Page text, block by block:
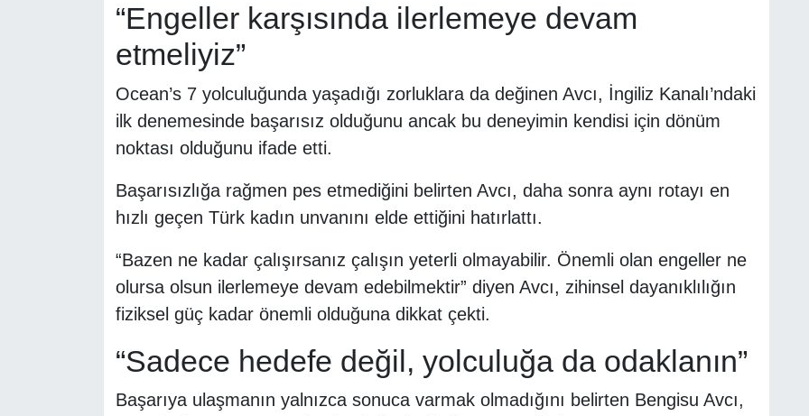
“Engeller karşısında ilerlemeye devam
etmeliyiz”
Ocean’s 7 yolculuğunda yaşadığı zorluklara da değinen Avcı, İngiliz Kanalı’ndaki
ilk denemesinde başarısız olduğunu ancak bu deneyimin kendisi için dönüm
noktası olduğunu ifade etti.
Başarısızlığa rağmen pes etmediğini belirten Avcı, daha sonra aynı rotayı en
hızlı geçen Türk kadın unvanını elde ettiğini hatırlattı.
“Bazen ne kadar çalışırsanız çalışın yeterli olmayabilir. Önemli olan engeller ne
olursa olsun ilerlemeye devam edebilmektir” diyen Avcı, zihinsel dayanıklılığın
fiziksel güç kadar önemli olduğuna dikkat çekti.
“Sadece hedefe değil, yolculuğa da odaklanın”
Başarıya ulaşmanın yalnızca sonuca varmak olmadığını belirten Bengisu Avcı,